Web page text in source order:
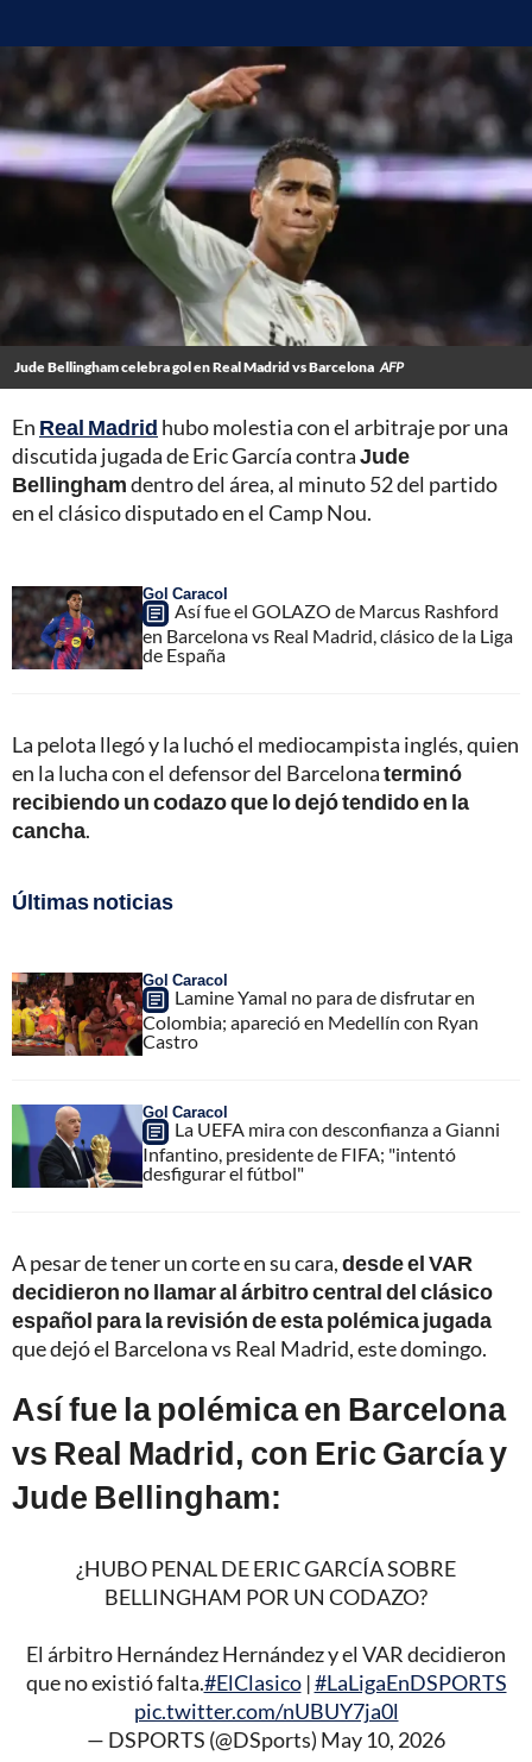
Jude Bellingham celebra gol en Real Madrid vs Barcelona AFP
En Real Madrid hubo molestia con el arbitraje por una
discutida jugada de Eric García contraJude
Bellinghamdentro del área, al minuto 52 del partido
en el clásico disputado en el Camp Nou.
Gol Caracol
Así fue el GOLAZO de Marcus Rashford
en Barcelona vs Real Madrid, clásico de la Liga
de España
La pelota llegó y la luchó el mediocampista inglés, quien
en la lucha con el defensor del Barcelonaterminó
recibiendo un codazo que lo dejó tendido en la
cancha.
Últimas noticias
Gol Caracol
Lamine Yamal no para de disfrutar en
Colombia; apareció en Medellín con Ryan
Castro
Gol Caracol
La UEFA mira con desconfianza a Gianni
Infantino, presidente de FIFA; "intentó
desfigurar el fútbol"
A pesar de tener un corte en su cara,desde el VAR
decidieron no llamar al árbitro central del clásico
español para la revisión de esta polémica jugada
que dejó el Barcelona vs Real Madrid, este domingo.
Así fue la polémica en Barcelona
vs Real Madrid, con Eric García y
Jude Bellingham:
¿HUBO PENAL DE ERIC GARCÍA SOBRE
BELLINGHAM POR UN CODAZO?
El árbitro Hernández Hernández y el VAR decidieron
que no existió falta.#ElClasico|#LaLigaEnDSPORTS
pic.twitter.com/nUBUY7ja0l
— DSPORTS (@DSports) May 10, 2026